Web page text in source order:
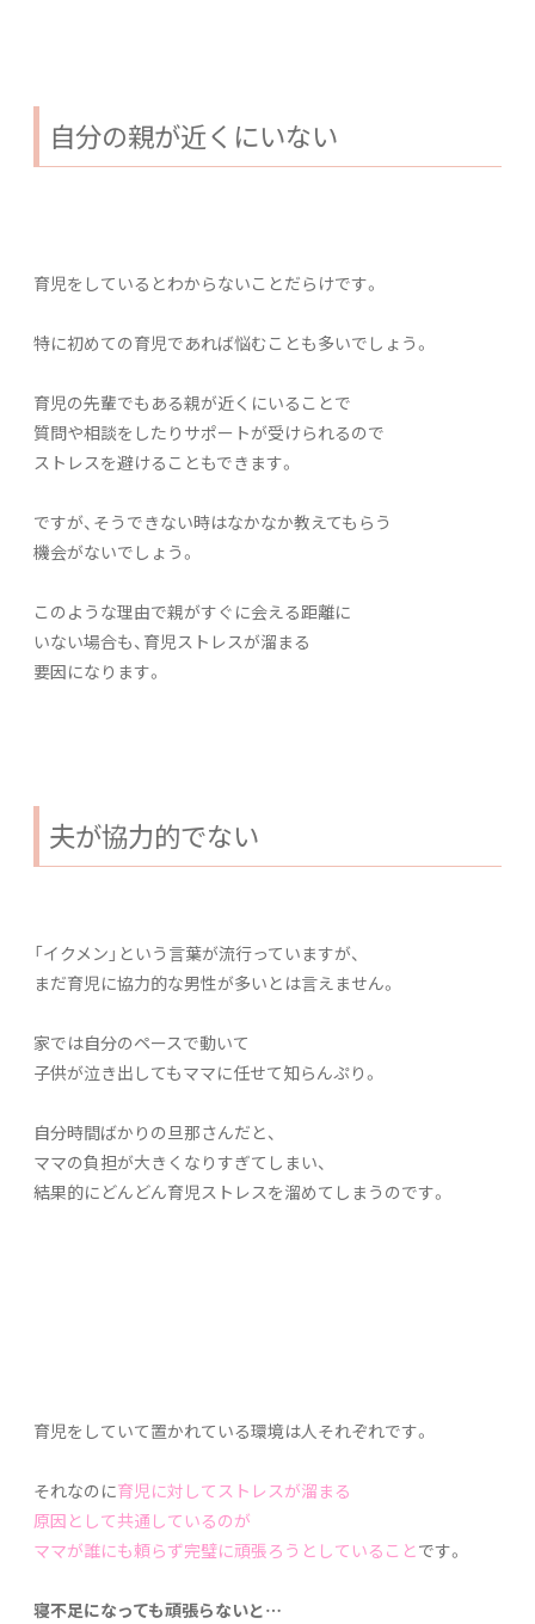
自分の親が近くにいない
育児をしているとわからないことだらけです。
特に初めての育児であれば悩むことも多いでしょう。
育児の先輩でもある親が近くにいることで
質問や相談をしたりサポートが受けられるので
ストレスを避けることもできます。
ですが、そうできない時はなかなか教えてもらう
機会がないでしょう。
このような理由で親がすぐに会える距離に
いない場合も、育児ストレスが溜まる
要因になります。
夫が協力的でない
「イクメン」という言葉が流行っていますが、
まだ育児に協力的な男性が多いとは言えません。
家では自分のペースで動いて
子供が泣き出してもママに任せて知らんぷり。
自分時間ばかりの旦那さんだと、
ママの負担が大きくなりすぎてしまい、
結果的にどんどん育児ストレスを溜めてしまうのです。
育児をしていて置かれている環境は人それぞれです。
それなのに育児に対してストレスが溜まる
原因として共通しているのが
ママが誰にも頼らず完璧に頑張ろうとしていることです。
寝不足になっても頑張らないと…